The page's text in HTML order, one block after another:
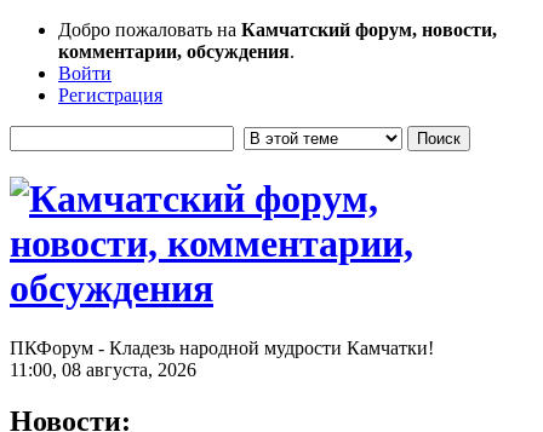
Добро пожаловать на Камчатский форум, новости,
комментарии, обсуждения.
Войти
Регистрация
ПКФорум - Кладезь народной мудрости Камчатки!
11:00, 08 августа, 2026
Новости: